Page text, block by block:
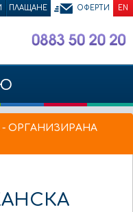
ПЛАЩАНЕ ОФЕРТИ EN
ОРГАНИЗИРАНА